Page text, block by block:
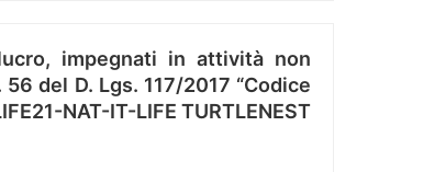
impegnati in attività non
del D. Lgs. 117/2017 “Codice
NAT-IT-LIFE TURTLENEST